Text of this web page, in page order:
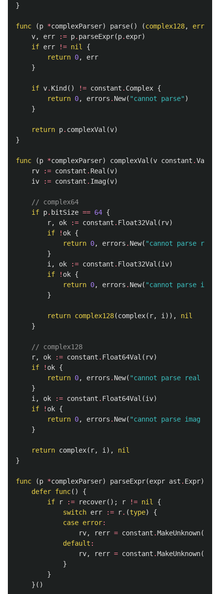
}
func (p *complexParser) parse() (complex128, error
v, err := p. parseExpr(p. expr)
if err != nil
{
return 0,
err
}
if v. Kind () != constant . Complex {
return 0, errors . New( "cannot parse" )
}
return p. complexVal (v)
}
func (p *complexParser) complexVal (v constant .Value
rv
:= constant . Real (v)
iv
:= constant . Imag(v)
// complex64
if p. bitSize == 64 {
r, ok := constant . Float32Val ( rv)
if
! ok {
return 0, errors . New( "cannot parse
}
i , ok := constant . Float32Val (iv)
if
! ok {
return 0, errors . New( "cannot parse
}
return complex128(complex( r, i )),
nil
}
// complex128
r, ok := constant . Float64Val ( rv)
if
! ok {
return 0, errors . New( "cannot parse real
}
i , ok := constant . Float64Val (iv)
if
! ok {
return 0, errors . New( "cannot parse imag
}
return complex( r, i ),
nil
}
func (p *complexParser) parseExpr(expr ast . Expr)
defer func()
{
if
r := recover(); r != nil
{
switch err := r. (type)
{
case error:
rv, rerr = constant .MakeUnknown(),
default :
rv, rerr = constant .MakeUnknown(),
}
}
}()